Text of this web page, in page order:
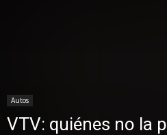
Autos
VTV: quiénes no la